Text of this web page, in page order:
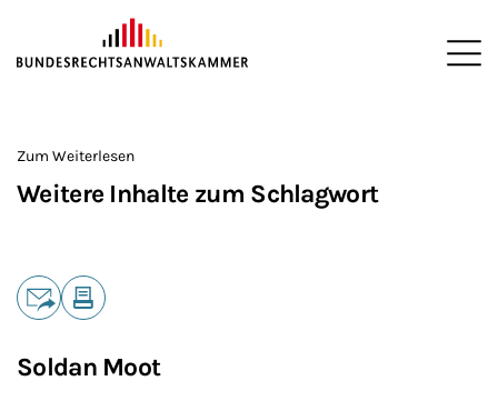
ZUM HAUPTINHALT SPRINGEN
Zum Weiterlesen
Weitere Inhalte zum Schlagwort
Teilen
Soldan Moot